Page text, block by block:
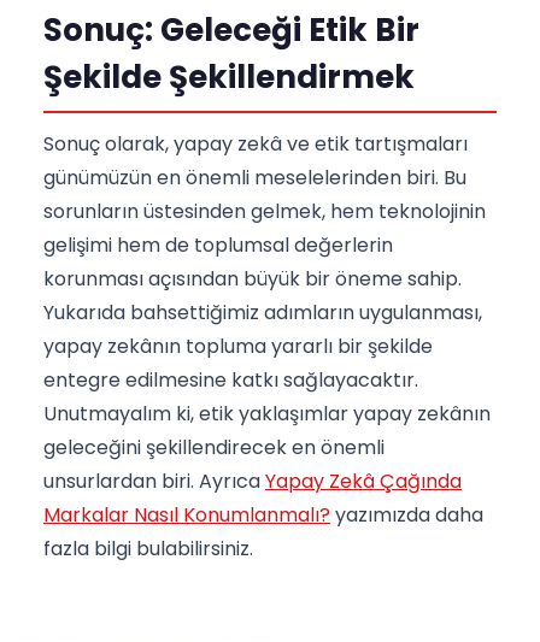
Sonuç: Geleceği Etik Bir
Şekilde Şekillendirmek
Sonuç olarak, yapay zekâ ve etik tartışmaları
günümüzün en önemli meselelerinden biri. Bu
sorunların üstesinden gelmek, hem teknolojinin
gelişimi hem de toplumsal değerlerin
korunması açısından büyük bir öneme sahip.
Yukarıda bahsettiğimiz adımların uygulanması,
yapay zekânın topluma yararlı bir şekilde
entegre edilmesine katkı sağlayacaktır.
Unutmayalım ki, etik yaklaşımlar yapay zekânın
geleceğini şekillendirecek en önemli
unsurlardan biri. AyrıcaYapay Zekâ Çağında
Markalar Nasıl Konumlanmalı? yazımızda daha
fazla bilgi bulabilirsiniz.